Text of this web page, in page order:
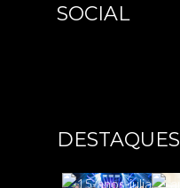
SOCIAL
DESTAQUES